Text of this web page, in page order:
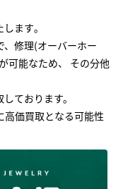
ます｡
、修理(オーバーホー
可能なため、 その分他
ております。
高価買取となる可能性